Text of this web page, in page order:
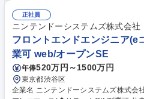
問い合わせ対応■SmartHR SIRTの構築
の実施■セキュリティインシデント発生
ィ啓発活動・研修の企画・実施■ISO/
ィ外部認証・監査への対応■グループ
支援 等 募集職種 【情報セキュリティマネジメント担当(スペシャリス
ト)】在宅勤務OK
正社員
ニンテンドーシステムズ株式会社
フロントエンドエンジニア(e
業可 web/オープンSE
年俸520万円～1500万円
東京都渋谷区
企業名 ニンテンドーシステムズ株式会社 求人名 フロントエンドエンジ